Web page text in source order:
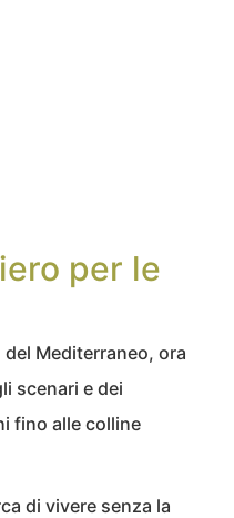
per le
Mediterraneo, ora
scenari e dei
fino alle colline
di vivere senza la